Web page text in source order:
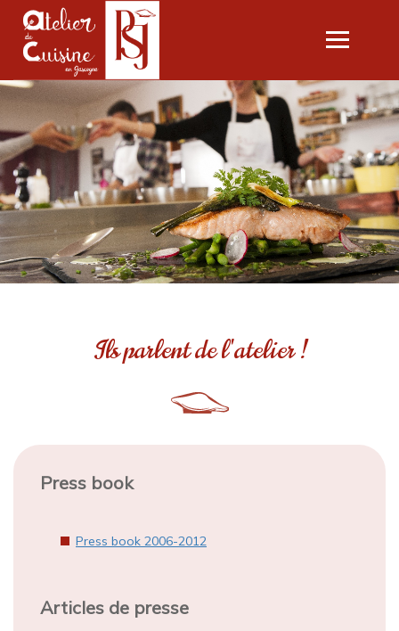
Ouvrir
menu
L'ATELIER
LES COURS
CARTE CADEAU
SÉMINAIRES SUR MESURE
PASCALE CONSULTING
Ils parlent de l'atelier !
Press book
Press book 2006-2012
Articles de presse